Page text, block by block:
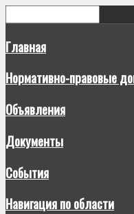
Главная
Нормативно-правовые
Объявления
Документы
События
Навигация по области